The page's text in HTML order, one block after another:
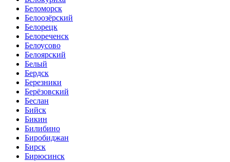
Беломорск
Белоозёрский
Белорецк
Белореченск
Белоусово
Белоярский
Белый
Бердск
Березники
Берёзовский
Беслан
Бийск
Бикин
Билибино
Биробиджан
Бирск
Бирюсинск